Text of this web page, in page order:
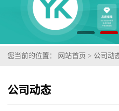
您当前的位置： 网站首页 > 公司动
湖北研科时代支持三方验证；支持
公司动态